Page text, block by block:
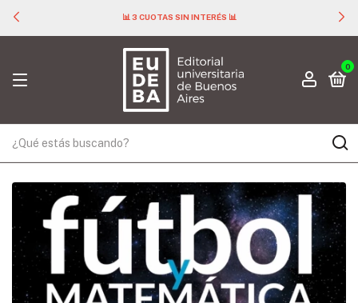
📊 3 CUOTAS SIN INTERÉS 📊
0